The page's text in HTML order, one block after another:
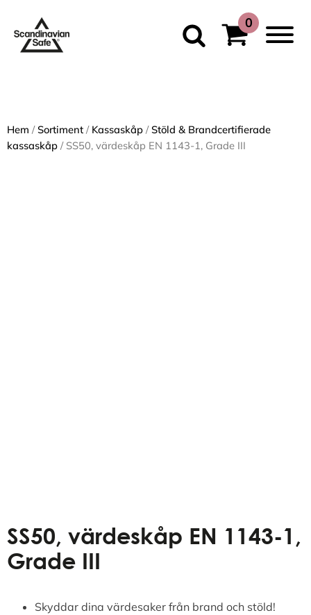
Hem /Sortiment / Kassaskåp /Stöld & Brandcertifierade
kassaskåp / SS50, värdeskåp EN 1143-1, Grade III
SS50, värdeskåp EN 1143-1,
Grade III
Skyddar dina värdesaker från brand och stöld!